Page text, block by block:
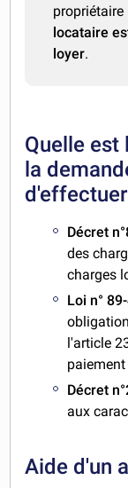
locataire
loyer.
Quelle
la
Décret
des
charges
Loi n°
l'article
Décret
aux
Aide d'un